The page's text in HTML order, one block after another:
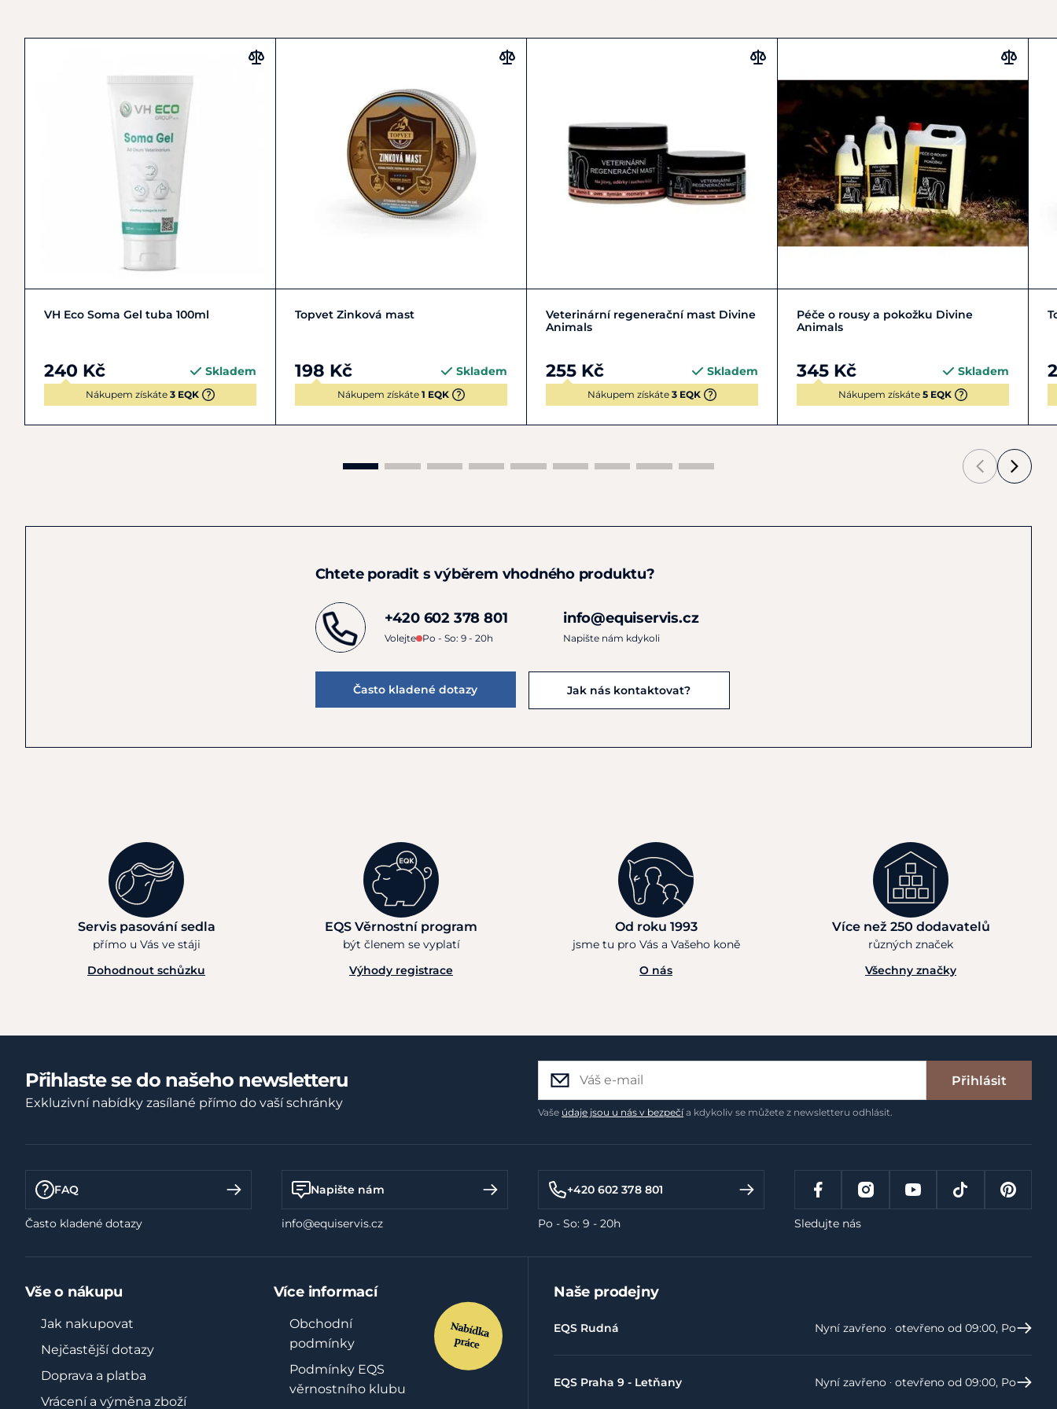
Podrobné informace včetně výstražných symbolů jsou k nalezení v bezpečnostním
Do košíku
VH Eco Soma Gel tuba 100ml
240 Kč Skladem
Nákupem získáte 3 EQK
Zobrazit detail
Topvet Zinková mast
198 Kč Skladem
Nákupem získáte 1 EQK
Zobrazit detail
Veterinární regenerační mast Divine
Animals
255 Kč Skladem
Nákupem získáte 3 EQK
Zobrazit detail
Péče o rousy a pokožku Divine
Animals
345 Kč Skladem
Nákupem získáte 5 EQK
Chtete poradit s výběrem vhodného produktu?
+420 602 378 801
Volejte Po - So: 9 - 20h
info@equiservis.cz
Napište nám kdykoli
Často kladené dotazy Jak nás kontaktovat?
Servis pasování sedla
přímo u Vás ve stáji
Dohodnout schůzku
EQS Věrnostní program
být členem se vyplatí
Výhody registrace
Od roku 1993
jsme tu pro Vás a Vašeho koně
O nás
Více než 250 dodavatelů
různých značek
Všechny značky
Přihlaste se do našeho newsletteru
Exkluzivní nabídky zasílané přímo do vaší schránky
Přihlásit
Vaše údaje jsou u nás v bezpečía kdykoliv se můžete z newsletteru odhlásit.
FAQ
Často kladené dotazy
Napište nám
info@equiservis.cz
+420 602 378 801
Po - So: 9 - 20h Sledujte nás
Vše o nákupu
Jak nakupovat
Nejčastější dotazy
Doprava a platba
Vrácení a výměna zboží
Více informací
Obchodní
podmínky
Podmínky EQS
věrnostního klubu
Naše prodejny
EQS Rudná Nyní zavřeno ‧ otevřeno od 09:00, Po
EQS Praha 9 - Letňany Nyní zavřeno ‧ otevřeno od 09:00, Po